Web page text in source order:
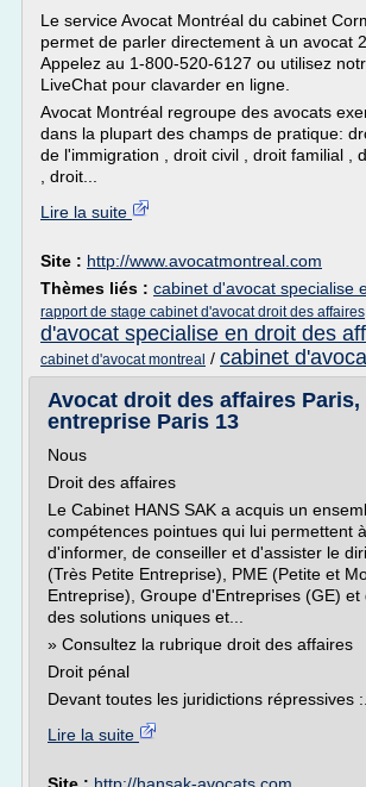
Le service Avocat Montréal du cabinet
permet de parler directement à un avocat
Appelez au 1-800-520-6127 ou utilisez
LiveChat pour clavarder en ligne.
Avocat Montréal regroupe des avocats
dans la plupart des champs de pratique:
de l'immigration , droit civil , droit familial ,
, droit...
Lire la suite
Site : http://www.avocatmontreal.com
Thèmes liés : cabinet d'avocat specialise
rapport de stage cabinet d'avocat droit des affaires
d'avocat specialise en droit des
cabinet d'avocat montreal / cabinet
Avocat droit des affaires Paris,
entreprise Paris 13
Nous
Droit des affaires
Le Cabinet HANS SAK a acquis un
compétences pointues qui lui permettent
d'informer, de conseiller et d'assister le
(Très Petite Entreprise), PME (Petite et
Entreprise), Groupe d'Entreprises (GE)
des solutions uniques et...
» Consultez la rubrique droit des affaires
Droit pénal
Devant toutes les juridictions répressives
Lire la suite